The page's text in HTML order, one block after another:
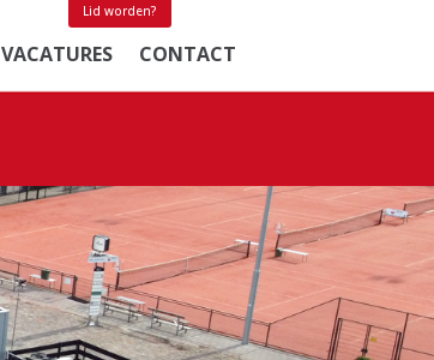
VACATURES CONTACT
Lid worden?